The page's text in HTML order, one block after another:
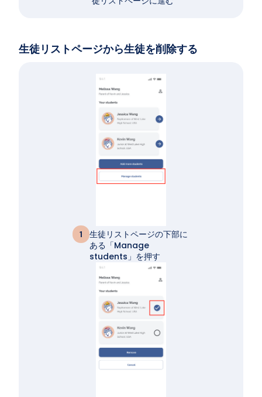
生徒リストページから生徒を削除する
1
生徒リストページの下部に
ある「Manage
students」を押す